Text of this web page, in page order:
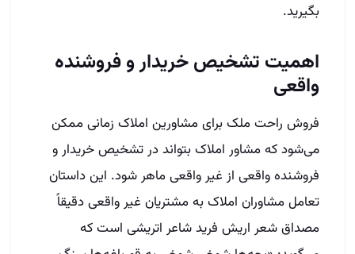
بگیرید.
اهمیت تشخیص خریدار و فروشنده
واقعی
فروش راحت ملک برای مشاورین املاک زمانی ممکن
می‌شود که مشاور املاک بتواند در تشخیص خریدار و
فروشنده واقعی از غیر واقعی ماهر شود. این داستان
تعامل مشاوران املاک به مشتریان غیر واقعی دقیقاً
مصداق شعر اریش فرید شاعر اتریشی است که